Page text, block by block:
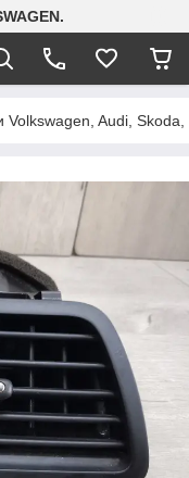
Volkswagen, Audi, Skoda,